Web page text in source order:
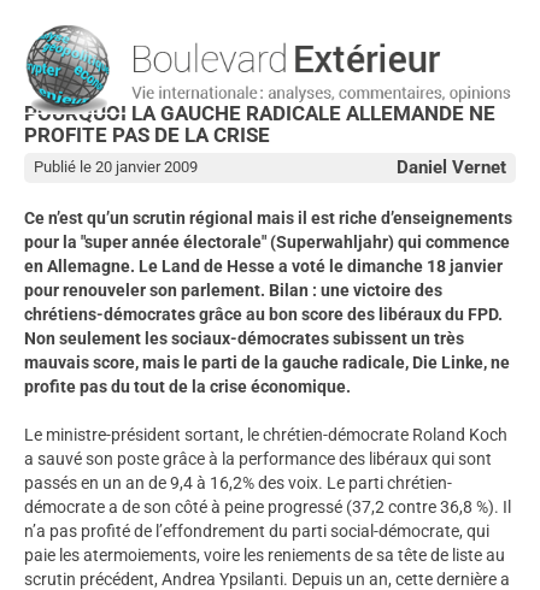
POURQUOI LA GAUCHE RADICALE ALLEMANDE NE
PROFITE PAS DE LA CRISE
Daniel Vernet
Publié le 20 janvier 2009
Ce n’est qu’un scrutin régional mais il est riche d’enseignements
pour la "super année électorale" (Superwahljahr) qui commence
en Allemagne. Le Land de Hesse a voté le dimanche 18 janvier
pour renouveler son parlement. Bilan : une victoire des
chrétiens-démocrates grâce au bon score des libéraux du FPD.
Non seulement les sociaux-démocrates subissent un très
mauvais score, mais le parti de la gauche radicale, Die Linke, ne
profite pas du tout de la crise économique.
Le ministre-président sortant, le chrétien-démocrate Roland Koch
a sauvé son poste grâce à la performance des libéraux qui sont
passés en un an de 9,4 à 16,2% des voix. Le parti chrétien-
démocrate a de son côté à peine progressé (37,2 contre 36,8 %). Il
n’a pas profité de l’effondrement du parti social-démocrate, qui
paie les atermoiements, voire les reniements de sa tête de liste au
scrutin précédent, Andrea Ypsilanti. Depuis un an, cette dernière a